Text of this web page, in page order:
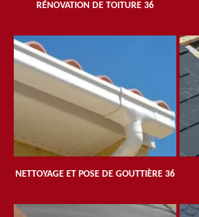
RÉNOVATION DE TOITURE 36
NETTOYAGE ET POSE DE GOUTTIÈRE 36